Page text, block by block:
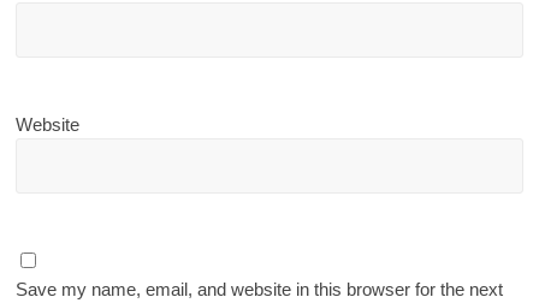
Website
Save my name, email, and website in this browser for the next